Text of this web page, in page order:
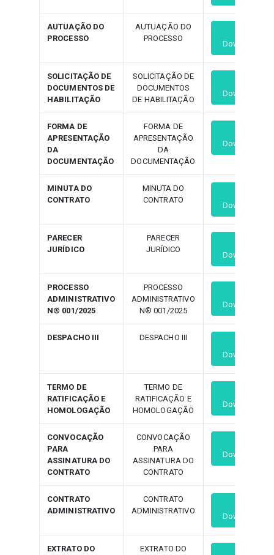
AUTUAÇÃO DO
PROCESSO
AUTUAÇÃO DO
PROCESSO
Download
SOLICITAÇÃO DE
DOCUMENTOS DE
HABILITAÇÃO
SOLICITAÇÃO DE
DOCUMENTOS
DE HABILITAÇÃO
Download
FORMA DE
APRESENTAÇÃO
DA
DOCUMENTAÇÃO
FORMA DE
APRESENTAÇÃO
DA
DOCUMENTAÇÃO
Download
MINUTA DO
CONTRATO
MINUTA DO
CONTRATO
Download
PARECER
JURÍDICO
PARECER
JURÍDICO
Download
PROCESSO
ADMINISTRATIVO
N® 001/2025
PROCESSO
ADMINISTRATIVO
N® 001/2025
Download
DESPACHO III
DESPACHO III
Download
TERMO DE
RATIFICAÇÃO E
HOMOLOGAÇÃO
TERMO DE
RATIFICAÇÃO E
HOMOLOGAÇÃO
Download
CONVOCAÇÃO
PARA
ASSINATURA DO
CONTRATO
CONVOCAÇÃO
PARA
ASSINATURA DO
CONTRATO
Download
CONTRATO
ADMINISTRATIVO
CONTRATO
ADMINISTRATIVO
Download
EXTRATO DO
EXTRATO DO